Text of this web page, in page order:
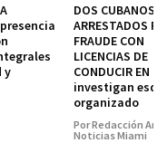
y
DOS CUBANOS
ARRESTADOS
FRAUDE CON
LICENCIAS DE
CONDUCIR EN
investigan
organizado
Por Redacción
Noticias Miami